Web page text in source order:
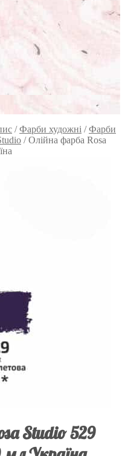
/Фарби художні /Фарби
/Олійна фарба Rosa
Studio 529